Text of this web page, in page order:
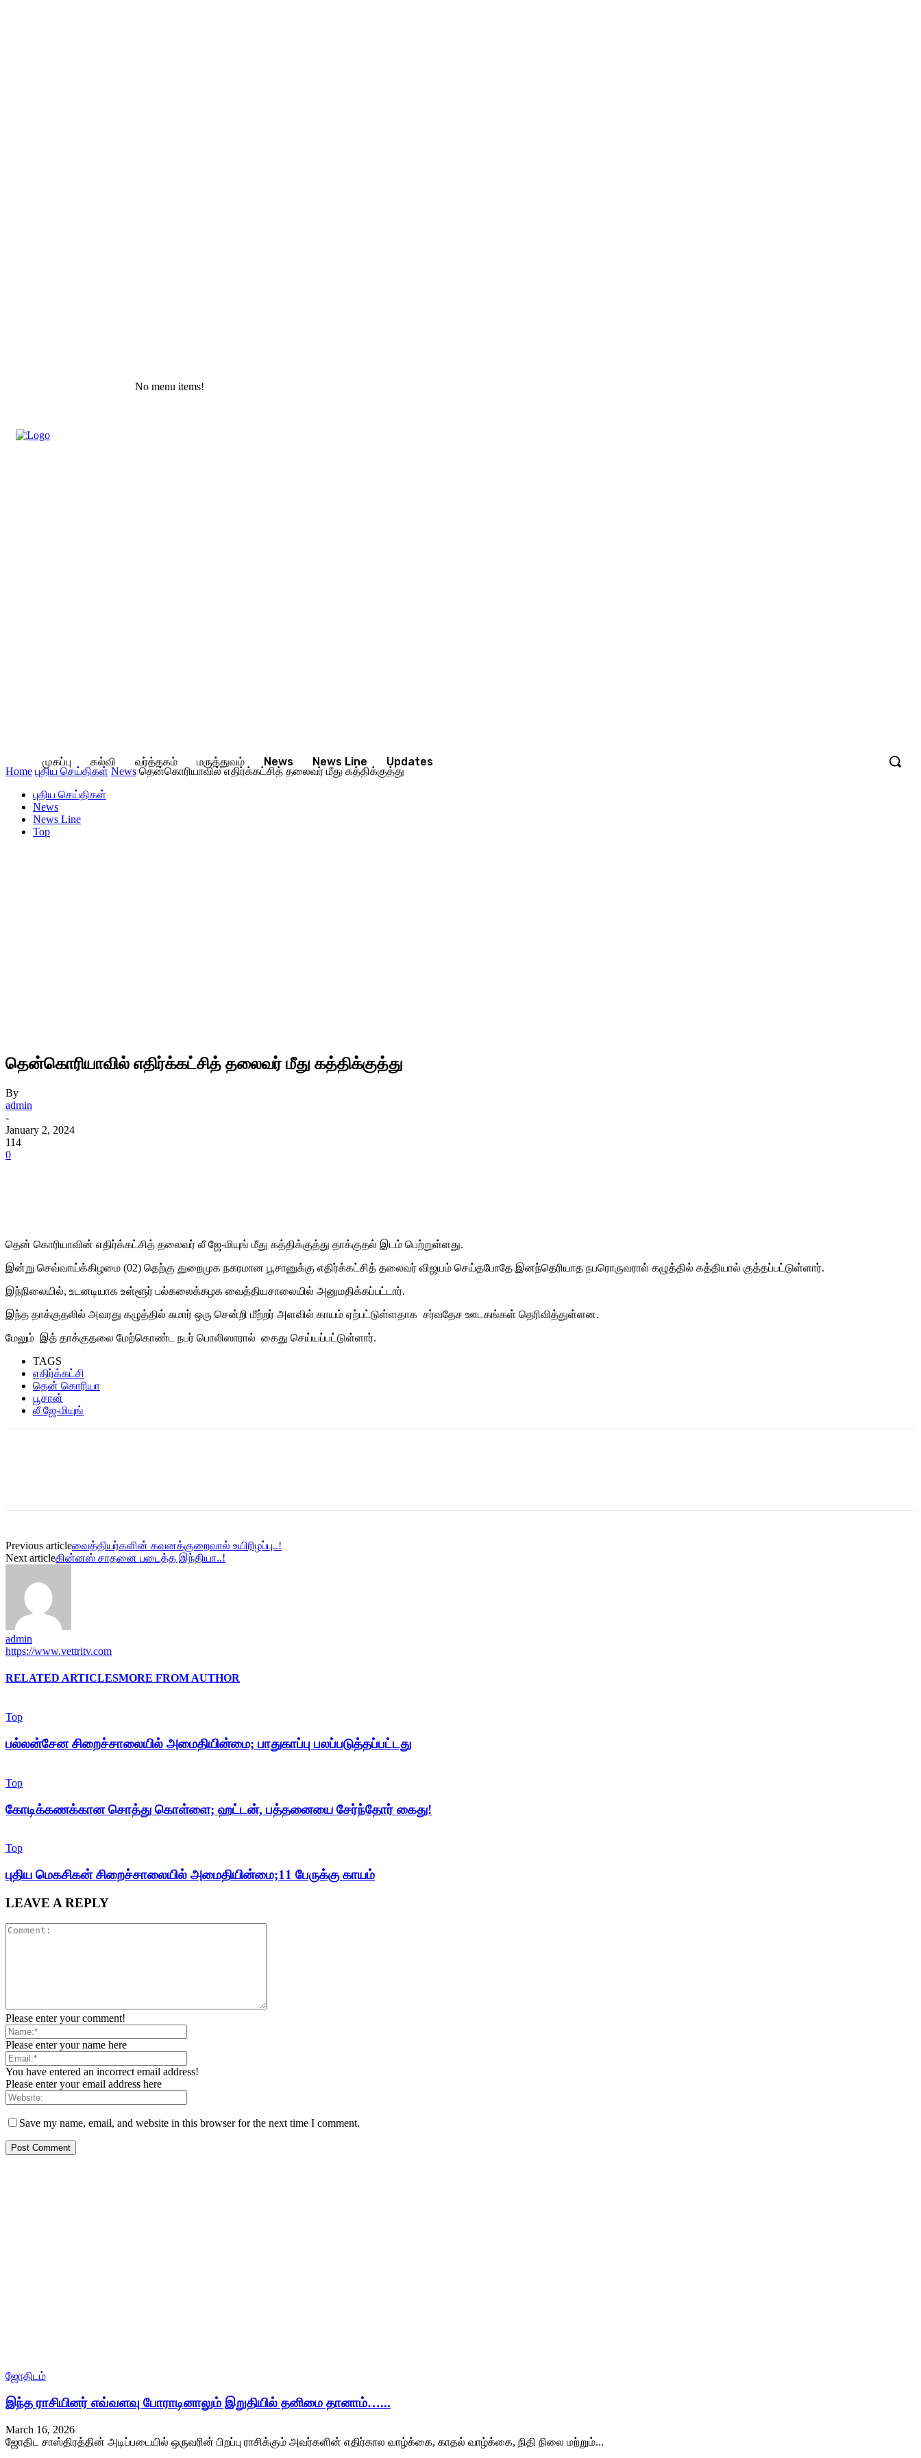
No menu items!
முகப்பு கல்வி வர்த்தகம் மருத்துவம் News News Line Updates
Home புதிய செய்திகள் News தென்கொரியாவில் எதிர்க்கட்சித் தலைவர் மீது கத்திக்குத்து
புதிய செய்திகள்
News
News Line
Top
தென்கொரியாவில் எதிர்க்கட்சித் தலைவர் மீது கத்திக்குத்து
By
admin
-
January 2, 2024
114
0
தென் கொரியாவின் எதிர்க்கட்சித் தலைவர் லீ ஜே-மியுங் மீது கத்திக்குத்து தாக்குதல் இடம் பெற்றுள்ளது.
இன்று செவ்வாய்க்கிழமை (02) தெற்கு துறைமுக நகரமான பூசானுக்கு எதிர்க்கட்சித் தலைவர் விஜயம் செய்தபோதே இனந்தெரியாத நபரொருவரால் கழுத்தில் கத்தியால் குத்தப்பட்டுள்ளார்.
இந்நிலையில், உடனடியாக உள்ளூர் பல்கலைக்கழக வைத்தியசாலையில் அனுமதிக்கப்பட்டார்.
இந்த தாக்குதலில் அவரது கழுத்தில் சுமார் ஒரு சென்றி மீற்றர் அளவில் காயம் ஏற்பட்டுள்ளதாக சர்வதேச ஊடகங்கள் தெரிவித்துள்ளன.
மேலும் இத் தாக்குதலை மேற்கொண்ட நபர் பொலிஸாரால் கைது செய்யப்பட்டுள்ளார்.
TAGS
எதிர்க்கட்சி
தென் கொரியா
பூசான்
லீ ஜே-மியுங்
Previous articleவைத்தியர்களின் கவனக்குறைவால் உயிரிழப்பு..!
Next articleகின்னஸ் சாதனை படைத்த இந்தியா..!
admin
https://www.vettritv.com
RELATED ARTICLESMORE FROM AUTHOR
Top
பல்லன்சேன சிறைச்சாலையில் அமைதியின்மை; பாதுகாப்பு பலப்படுத்தப்பட்டது
Top
கோடிக்கணக்கான சொத்து கொள்ளை; ஹட்டன், பத்தனையை சேர்ந்தோர் கைது!
Top
புதிய மெகசிகன் சிறைச்சாலையில் அமைதியின்மை;11 பேருக்கு காயம்
LEAVE A REPLY
Please enter your comment!
Please enter your name here
You have entered an incorrect email address!
Please enter your email address here
Save my name, email, and website in this browser for the next time I comment.
ஜோதிடம்
இந்த ராசியினர் எவ்வளவு போராடினாலும் இறுதியில் தனிமை தானாம்…...
March 16, 2026
ஜோதிட சாஸ்திரத்தின் அடிப்படையில் ஒருவரின் பிறப்பு ராசிக்கும் அவர்களின் எதிர்கால வாழ்க்கை, காதல் வாழ்க்கை, நிதி நிலை மற்றும்...